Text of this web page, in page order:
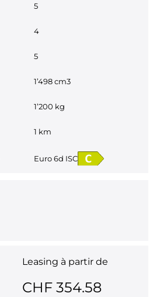
5
4
5
1’498 cm3
1’200 kg
1 km
Euro 6d ISC
Leasing à partir de
CHF 354.58